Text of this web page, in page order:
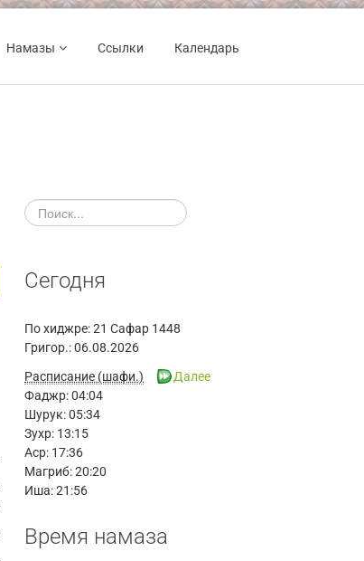
Намазы Ссылки Календарь
Сегодня
По хиджре:21 Сафар 1448
Григор.:06.08.2026
Расписание (шафи.)
Фаджр:04:04
Шурук:05:34
Зухр: 13:15
Аср: 17:36
Магриб:20:20
Иша:21:56
Далее
Время намаза